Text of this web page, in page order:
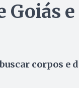
Goiás
corpos e